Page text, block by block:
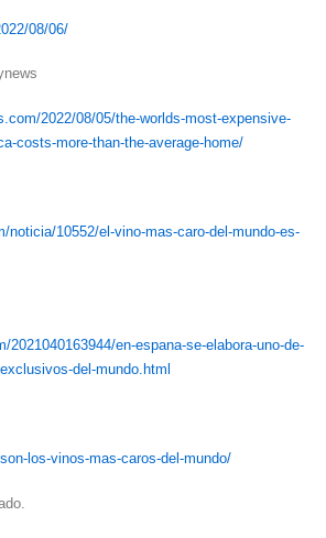
08/06/
2022/08/05/the-worlds-most-expensive-
costs-more-than-the-average-home/
noticia/10552/el-vino-mas-caro-del-mundo-es-
2021040163944/en-espana-se-elabora-uno-de-
del-mundo.html
los-vinos-mas-caros-del-mundo/